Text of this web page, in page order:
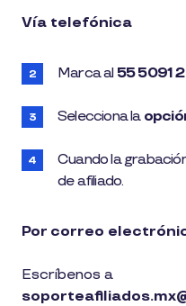
Vía telefónica
Marca al 55 5091
Selecciona la
Cuando la
de afiliado.
Por correo
Escríbenos a